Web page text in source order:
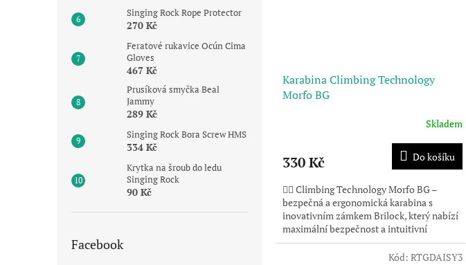
Singing Rock Rope Protector
270 Kč
Feratové rukavice Ocún Cima
Gloves
467 Kč
Prusíková smyčka Beal
Jammy
289 Kč
Singing Rock Bora Screw HMS
334 Kč
Krytka na šroub do ledu
Singing Rock
90 Kč
Facebook
Karabina Climbing Technology
Morfo BG
Skladem
330 Kč Do košíku
🧗‍♂️ Climbing Technology Morfo BG –
bezpečná a ergonomická karabina s
inovativním zámkem Brilock, který nabízí
maximální bezpečnost a intuitivní
ovládání. Ideální pro sportovní...
Kód: RTGDAISY3